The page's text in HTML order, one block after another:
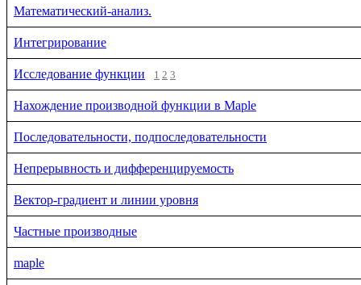
Математический-анализ.
Интегрирование
Исследование функции 1 2 3
Нахождение производной функции в Maple
Последовательности, подпоследовательности
Непрерывность и дифференцируемость
Вектор-градиент и линии уровня
Частные производные
maple